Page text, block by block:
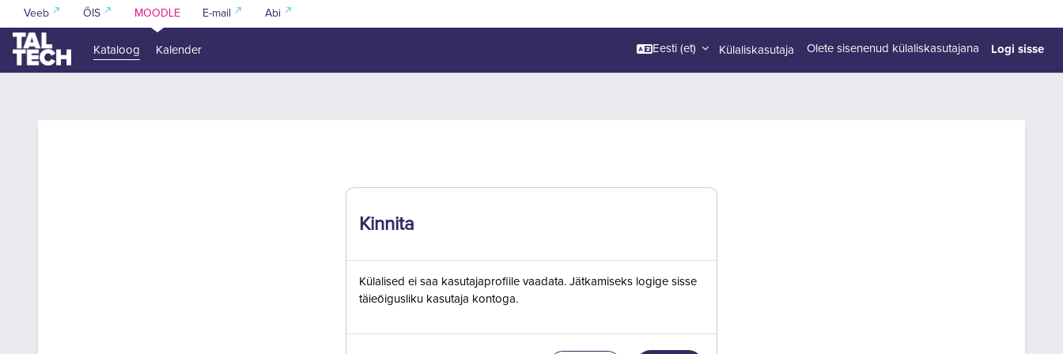
Jäta vahele peasisuni
Veeb ÕIS MOODLE E-mail Abi
Kataloog Kalender Eesti ‎(et)‎ Külaliskasutaja Olete sisenenud külaliskasutajana Logi sisse
Kinnita
Külalised ei saa kasutajaprofiile vaadata. Jätkamiseks logige sisse
täieõigusliku kasutaja kontoga.